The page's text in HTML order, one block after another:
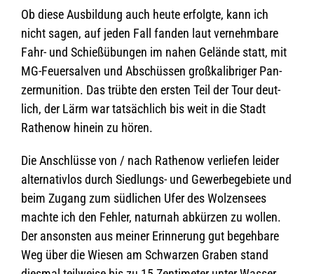
Ob diese Aus­bil­dung auch heute erfolgte, kann ich
nicht sagen, auf jeden Fall fan­den laut ver­nehm­bare
Fahr- und Schieß­übun­gen im nahen Gelände statt, mit
MG-Feu­er­sal­ven und Abschüs­sen groß­ka­li­bri­ger Pan­
zer­mu­ni­tion. Das trübte den ers­ten Teil der Tour deut­
lich, der Lärm war tat­säch­lich bis weit in die Stadt
Rathe­now hin­ein zu hören.
Die Anschlüsse von / nach Rathe­now ver­lie­fen lei­der
alter­na­tiv­los durch Sied­lungs- und Gewer­be­ge­biete und
beim Zugang zum süd­li­chen Ufer des Wol­zen­sees
machte ich den Feh­ler, natur­nah abkür­zen zu wol­len.
Der ansons­ten aus mei­ner Erin­ne­rung gut begeh­bare
Weg über die Wie­sen am Schwar­zen Gra­ben stand